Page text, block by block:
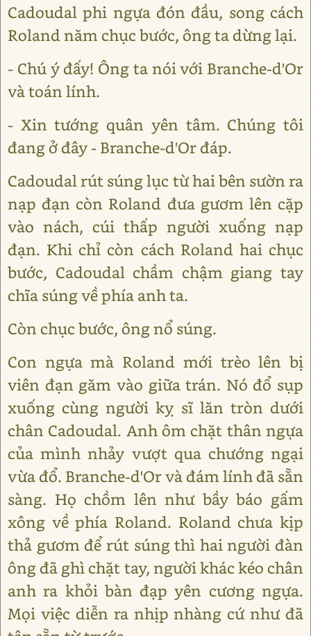
Cadoudal phi ngựa đón đầu, song cách
Roland năm chục bước, ông ta dừng lại.
- Chú ý đấy! Ông ta nói với Branche-d'Or
và toán lính.
- Xin tướng quân yên tâm. Chúng tôi
đang ở đây - Branche-d'Or đáp.
Cadoudal rút súng lục từ hai bên sườn ra
nạp đạn còn Roland đưa gươm lên cặp
vào nách, cúi thấp người xuống nạp
đạn. Khi chỉ còn cách Roland hai chục
bước, Cadoudal chầm chậm giang tay
chĩa súng về phía anh ta.
Còn chục bước, ông nổ súng.
Con ngựa mà Roland mới trèo lên bị
viên đạn găm vào giữa trán. Nó đổ sụp
xuống cùng người kỵ sĩ lăn tròn dưới
chân Cadoudal. Anh ôm chặt thân ngựa
của mình nhảy vượt qua chướng ngại
vừa đổ. Branche-d'Or và đám lính đã sẵn
sàng. Họ chồm lên như bầy báo gấm
xông về phía Roland. Roland chưa kịp
thả gươm để rút súng thì hai người đàn
ông đã ghì chặt tay, người khác kéo chân
anh ra khỏi bàn đạp yên cương ngựa.
Mọi việc diễn ra nhịp nhàng cứ như đã